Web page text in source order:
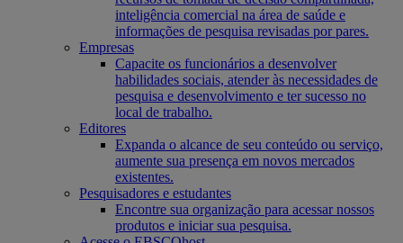
inteligência comercial na área de saúde e
informações de pesquisa revisadas por pares.
Empresas
Capacite os funcionários a desenvolver
habilidades sociais, atender às necessidades de
pesquisa e desenvolvimento e ter sucesso no
local de trabalho.
Editores
Expanda o alcance de seu conteúdo ou serviço,
aumente sua presença em novos mercados
existentes.
Pesquisadores e estudantes
Encontre sua organização para acessar nossos
produtos e iniciar sua pesquisa.